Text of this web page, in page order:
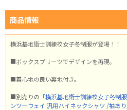
商品情報
横浜基地衛士訓練校女子冬制服が登場！！
■ボックスプリーツでデザインを再現。
■着心地の良い裏地付き。
■別売りの 「横浜基地衛士訓練校女子冬制
ンツーウェイ 汎用ハイネックシャツ /袖あり